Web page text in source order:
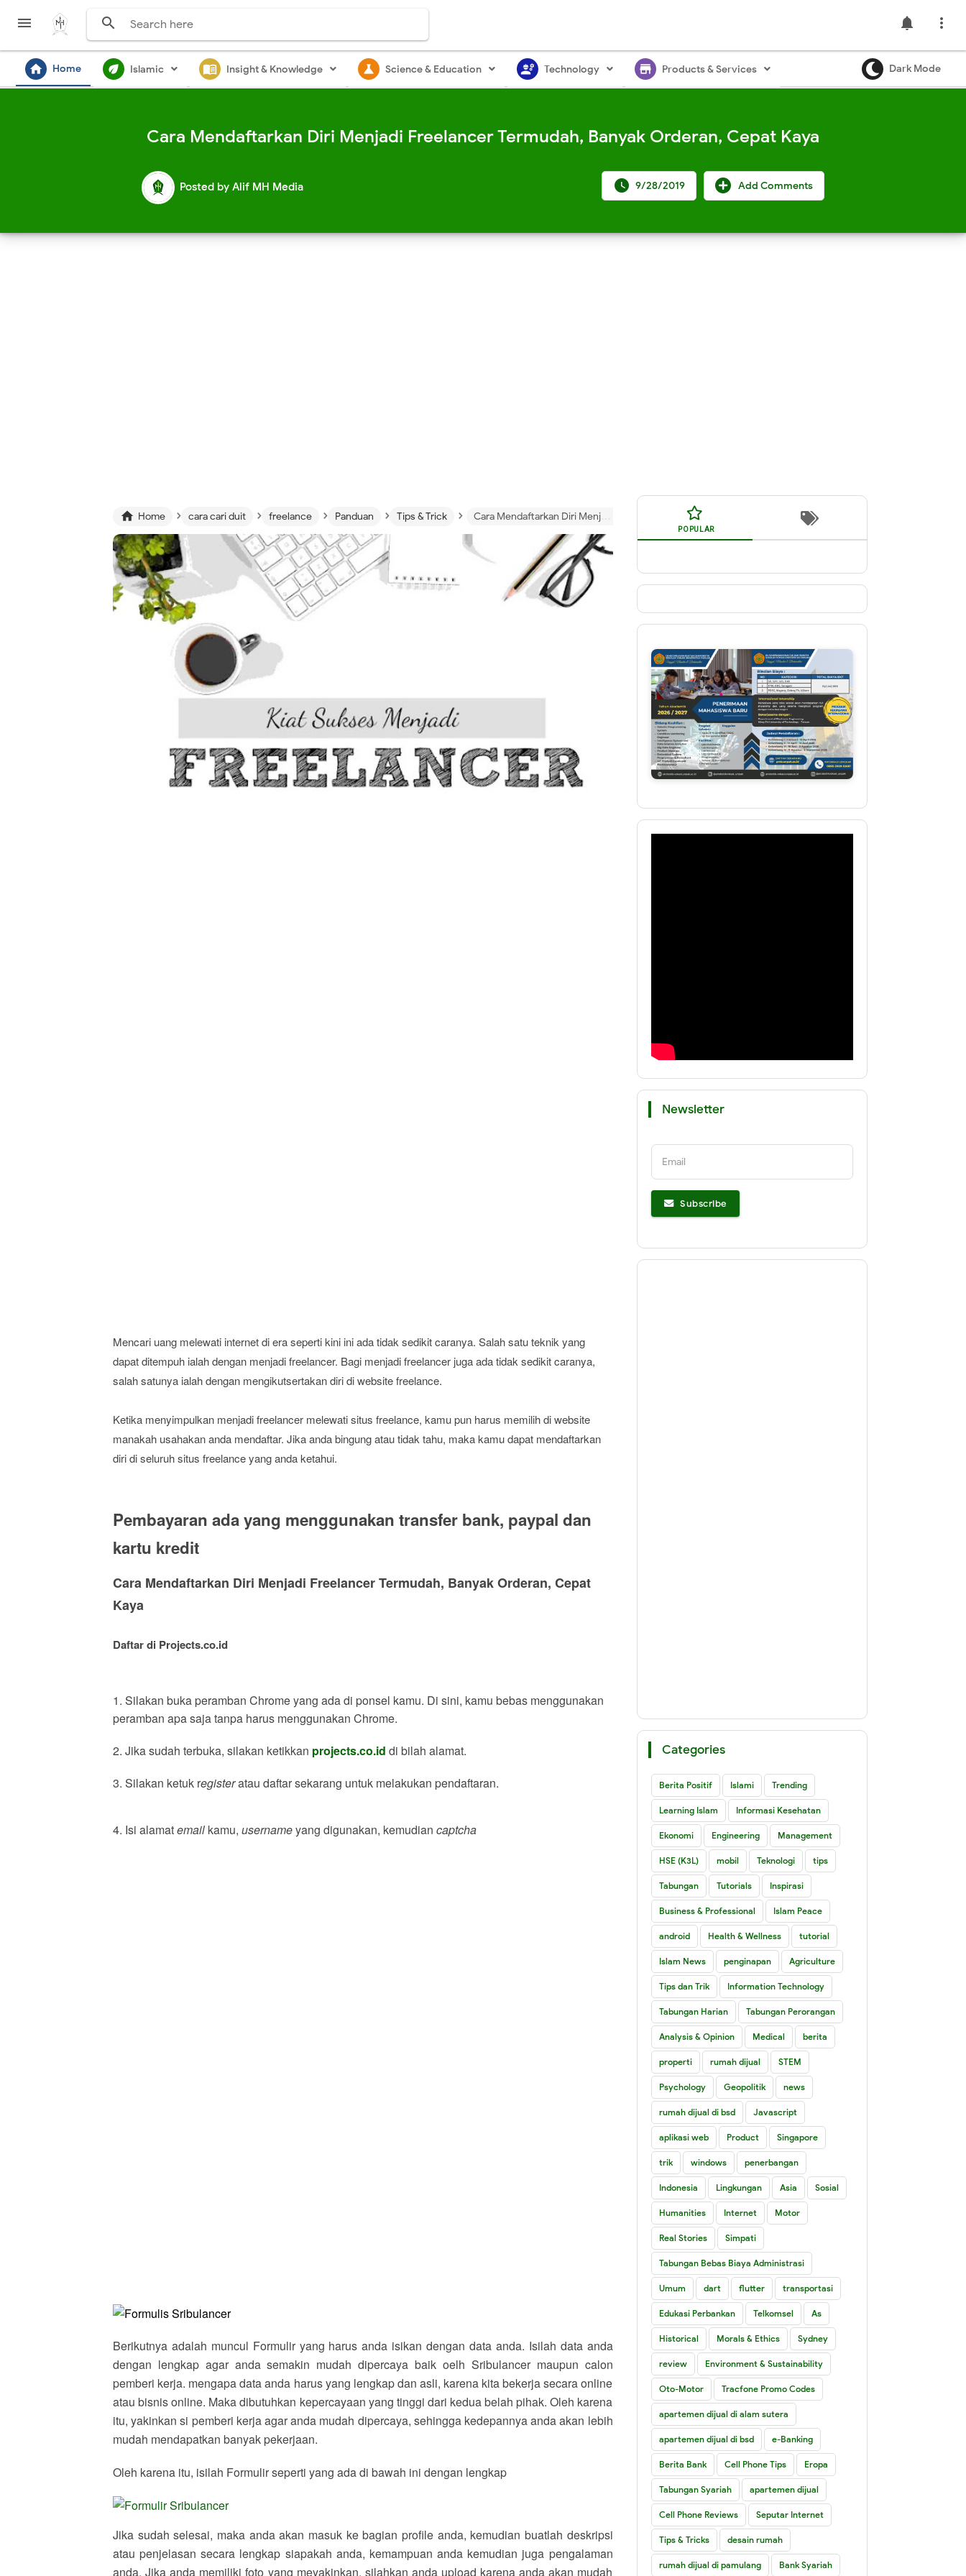
 
notifications

home Home ecodIslamic menu_book Insight & Knowledge science Science & Education engineering Technology store Products & Services Dark Mode
Cara Mendaftarkan Diri Menjadi Freelancer Termudah, Banyak Orderan, Cepat Kaya
Posted by Alif MH Media Add Comments
 9/28/2019
 Home › cara cari duit › freelance › Panduan › Tips & Trick › Cara Mendaftarkan Diri Menjadi Freelancer Termudah, Banyak Orderan, Cepat Kaya
Mencari uang melewati internet di era seperti kini ini ada tidak sedikit caranya. Salah satu teknik yang
dapat ditempuh ialah dengan menjadi freelancer. Bagi menjadi freelancer juga ada tidak sedikit caranya,
salah satunya ialah dengan mengikutsertakan diri di website freelance.
Ketika menyimpulkan menjadi freelancer melewati situs freelance, kamu pun harus memilih di website
manakah usahakan anda mendaftar. Jika anda bingung atau tidak tahu, maka kamu dapat mendaftarkan
diri di seluruh situs freelance yang anda ketahui.
Pembayaran ada yang menggunakan transfer bank, paypal dan
kartu kredit
Cara Mendaftarkan Diri Menjadi Freelancer Termudah, Banyak Orderan, Cepat
Kaya
Daftar di Projects.co.id
1. Silakan buka peramban Chrome yang ada di ponsel kamu. Di sini, kamu bebas menggunakan
peramban apa saja tanpa harus menggunakan Chrome.
2. Jika sudah terbuka, silakan ketikkan projects.co.id di bilah alamat.
3. Silakan ketuk registeratau daftar sekarang untuk melakukan pendaftaran.
4. Isi alamatemail kamu, usernameyang digunakan, kemudian captcha
Berikutnya adalah muncul Formulir yang harus anda isikan dengan data anda. Isilah data anda
dengan lengkap agar anda semakin mudah dipercaya baik oelh Sribulancer maupun calon
pemberi kerja. mengapa data anda harus yang lengkap dan asli, karena kita bekerja secara online
atau bisnis online. Maka dibutuhkan kepercayaan yang tinggi dari kedua belah pihak. Oleh karena
itu, yakinkan si pemberi kerja agar anda mudah dipercaya, sehingga kedepannya anda akan lebih
mudah mendapatkan banyak pekerjaan.
Oleh karena itu, isilah Formulir seperti yang ada di bawah ini dengan lengkap
Jika sudah selesai, maka anda akan masuk ke bagian profile anda, kemudian buatlah deskripsi
atau penjelasan secara lengkap siapakah anda, kemampuan anda kemudian juga pengalaman
anda. Jika anda memiliki foto yang meyakinkan, silahkan anda upload karena anda akan mudah
POPULAR
Newsletter
Email
Subscribe
Categories
Berita Positif Islami Trending
Learning Islam Informasi Kesehatan
Ekonomi Engineering Management
HSE (K3L) mobil Teknologi tips
Tabungan Tutorials Inspirasi
Business & Professional Islam Peace
android Health & Wellness tutorial
Islam News penginapan Agriculture
Tips dan Trik Information Technology
Tabungan Harian Tabungan Perorangan
Analysis & Opinion Medical berita
properti rumah dijual STEM
Psychology Geopolitik news
rumah dijual di bsd Javascript
aplikasi web Product Singapore
trik windows penerbangan
Indonesia Lingkungan Asia Sosial
Humanities Internet Motor
Real Stories Simpati
Tabungan Bebas Biaya Administrasi
Umum dart flutter transportasi
Edukasi Perbankan Telkomsel As
Historical Morals & Ethics Sydney
review Environment & Sustainability
Oto-Motor Tracfone Promo Codes
apartemen dijual di alam sutera
apartemen dijual di bsd e-Banking
Berita Bank Cell Phone Tips Eropa
Tabungan Syariah apartemen dijual
Cell Phone Reviews Seputar Internet
Tips & Tricks desain rumah
rumah dijual di pamulang Bank Syariah